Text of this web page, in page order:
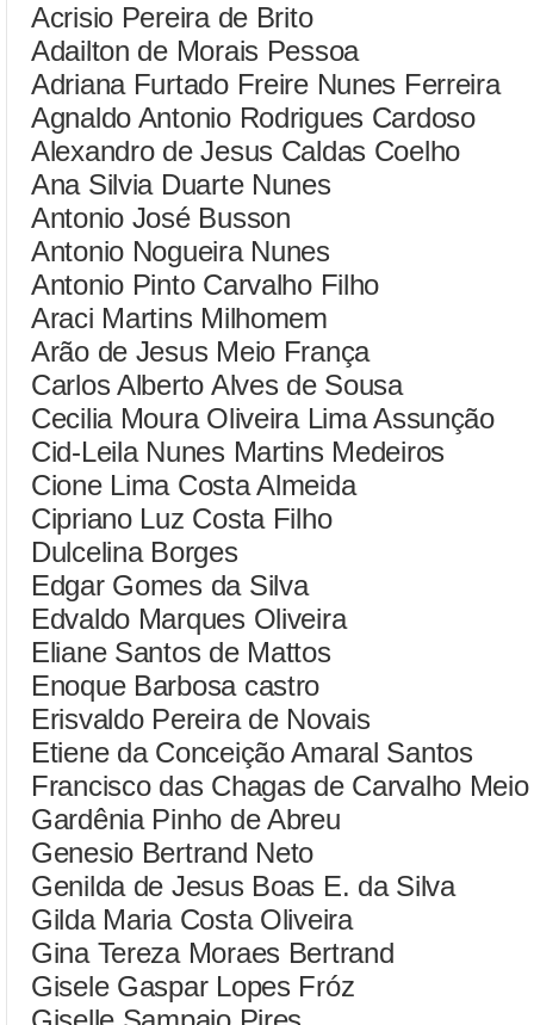
Acrisio Pereira de Brito
Adailton de Morais Pessoa
Adriana Furtado Freire Nunes Ferreira
Agnaldo Antonio Rodrigues Cardoso
Alexandro de Jesus Caldas Coelho
Ana Silvia Duarte Nunes
Antonio José Busson
Antonio Nogueira Nunes
Antonio Pinto Carvalho Filho
Araci Martins Milhomem
Arão de Jesus Meio França
Carlos Alberto Alves de Sousa
Cecilia Moura Oliveira Lima Assunção
Cid-Leila Nunes Martins Medeiros
Cione Lima Costa Almeida
Cipriano Luz Costa Filho
Dulcelina Borges
Edgar Gomes da Silva
Edvaldo Marques Oliveira
Eliane Santos de Mattos
Enoque Barbosa castro
Erisvaldo Pereira de Novais
Etiene da Conceição Amaral Santos
Francisco das Chagas de Carvalho Meio
Gardênia Pinho de Abreu
Genesio Bertrand Neto
Genilda de Jesus Boas E. da Silva
Gilda Maria Costa Oliveira
Gina Tereza Moraes Bertrand
Gisele Gaspar Lopes Fróz